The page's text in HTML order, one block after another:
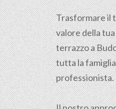
Trasformare il
valore della
terrazzo a
tutta la
professionista.